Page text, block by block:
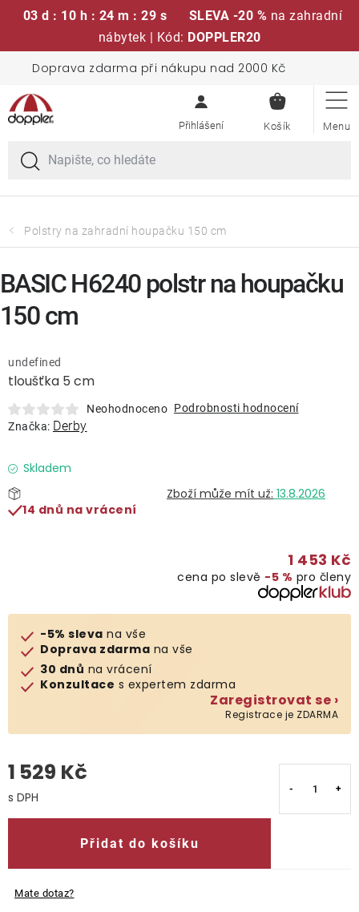
03 d : 10 h : 24 m : 29 s SLEVA -20 % na zahradní
nábytek | Kód: DOPPLER20
obsah
Doprava zdarma při nákupu nad 2000 Kč
KOŠÍK
Sedací soupravy
Slunečníky
Křesla a židle
Lavice a houpačky
Lehátka
Doplňky
Deštníky
Gastro produkty
Klub výhod
Polstry na zahradní houpačku 150 cm
tloušťka 5 cm
undefined
Neohodnoceno Podrobnosti hodnocení
Značka: Derby
Skladem
13.8.2026
14 dnů na vrácení
1 453 Kč
cena po slevě −5 % pro členy
-5% sleva na vše
Doprava zdarma na vše
30 dnů na vrácení
Konzultace s expertem zdarma
Zaregistrovat se ›
Registrace je ZDARMA
1 529 Kč
Přidat do košíku
Mate dotaz?
BASIC H6240 polstr na houpačku
150 cm